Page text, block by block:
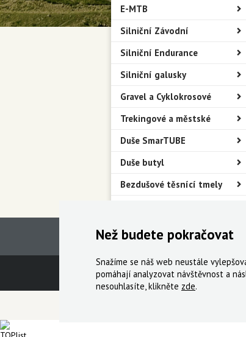
E-MTB
Silniční Závodní
Silniční Endurance
Silniční galusky
Gravel a Cyklokrosové
Trekingové a městské
Duše SmarTUBE
Duše butyl
Bezdušové těsnící tmely
Technická podpora
Než budete pokračovat
Snažíme se náš web neustále
pomáhají analyzovat návštěvnost a
nesouhlasíte, klikněte zde.